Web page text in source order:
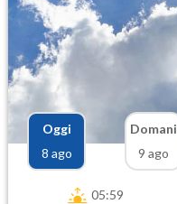
Oggi
8 ago
Domani
9 ago
05:59